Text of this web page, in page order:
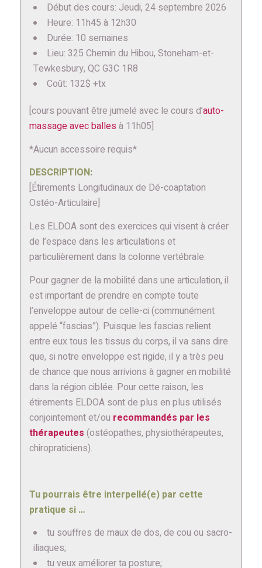
Début des cours: Jeudi, 24 septembre 2026
Heure: 11h45 à 12h30
Durée: 10 semaines
Lieu: 325 Chemin du Hibou, Stoneham-et-
Tewkesbury, QC G3C 1R8
Coût: 132$ +tx
[cours pouvant être jumelé avec le cours d’auto-
massage avec balles à 11h05]
*Aucun accessoire requis*
DESCRIPTION:
[Étirements Longitudinaux de Dé-coaptation
Ostéo-Articulaire]
Les ELDOA sont des exercices qui visent à créer
de l’espace dans les articulations et
particulièrement dans la colonne vertébrale.
Pour gagner de la mobilité dans une articulation, il
est important de prendre en compte toute
l’enveloppe autour de celle-ci (communément
appelé “fascias”). Puisque les fascias relient
entre eux tous les tissus du corps, il va sans dire
que, si notre enveloppe est rigide, il y a très peu
de chance que nous arrivions à gagner en mobilité
dans la région ciblée. Pour cette raison, les
étirements ELDOA sont de plus en plus utilisés
conjointement et/ou recommandés par les
thérapeutes (ostéopathes, physiothérapeutes,
chiropraticiens).
Tu pourrais être interpellé(e) par cette
pratique si …
tu souffres de maux de dos, de cou ou sacro-
iliaques;
tu veux améliorer ta posture;